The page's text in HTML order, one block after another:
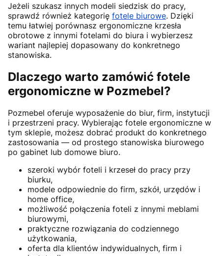
Jeżeli szukasz innych modeli siedzisk do pracy,
sprawdź również kategorię fotele biurowe. Dzięki
temu łatwiej porównasz ergonomiczne krzesła
obrotowe z innymi fotelami do biura i wybierzesz
wariant najlepiej dopasowany do konkretnego
stanowiska.
Dlaczego warto zamówić fotele
ergonomiczne w Pozmebel?
Pozmebel oferuje wyposażenie do biur, firm, instytucji
i przestrzeni pracy. Wybierając fotele ergonomiczne w
tym sklepie, możesz dobrać produkt do konkretnego
zastosowania — od prostego stanowiska biurowego
po gabinet lub domowe biuro.
szeroki wybór foteli i krzeseł do pracy przy
biurku,
modele odpowiednie do firm, szkół, urzędów i
home office,
możliwość połączenia foteli z innymi meblami
biurowymi,
praktyczne rozwiązania do codziennego
użytkowania,
oferta dla klientów indywidualnych, firm i